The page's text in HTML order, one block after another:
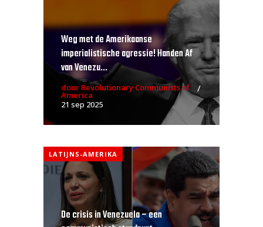
Weg met de Amerikaanse
imperialistische agressie! Handen Af
van Venezu...
door Revolutionary Communists of
America
21 sep 2025
LATIJNS-AMERIKA
De crisis in Venezuela – een